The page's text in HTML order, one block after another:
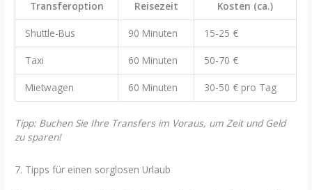
Transferoption Reisezeit Kosten (ca.)
Shuttle-Bus 90 Minuten 15-25 €
Taxi 60 Minuten 50-70 €
Mietwagen 60 Minuten 30-50 € pro Tag
Tipp: Buchen Sie Ihre Transfers im Voraus, um Zeit und Geld
zu sparen!
7. Tipps für einen sorglosen Urlaub